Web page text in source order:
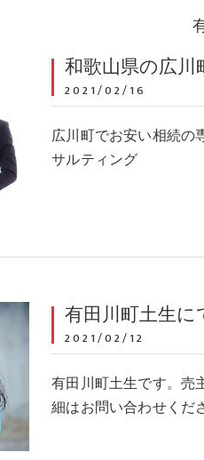
和歌山県の広
2021/02/16
広川町でお安い相続の
サルティング
有田川町土生
2021/02/12
有田川町土生です。売
細はお問い合わせくだ